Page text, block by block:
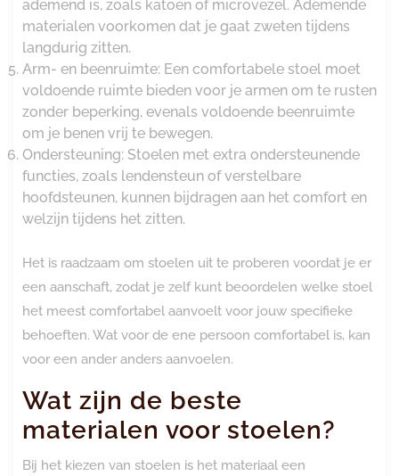
ademend is, zoals katoen of microvezel. Ademende
materialen voorkomen dat je gaat zweten tijdens
langdurig zitten.
Arm- en beenruimte: Een comfortabele stoel moet
voldoende ruimte bieden voor je armen om te rusten
zonder beperking, evenals voldoende beenruimte
om je benen vrij te bewegen.
Ondersteuning: Stoelen met extra ondersteunende
functies, zoals lendensteun of verstelbare
hoofdsteunen, kunnen bijdragen aan het comfort en
welzijn tijdens het zitten.
Het is raadzaam om stoelen uit te proberen voordat je er
een aanschaft, zodat je zelf kunt beoordelen welke stoel
het meest comfortabel aanvoelt voor jouw specifieke
behoeften. Wat voor de ene persoon comfortabel is, kan
voor een ander anders aanvoelen.
Wat zijn de beste
materialen voor stoelen?
Bij het kiezen van stoelen is het materiaal een